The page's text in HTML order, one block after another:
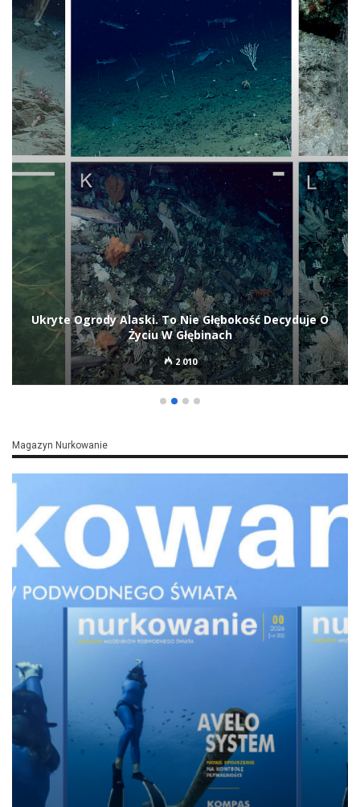
Niemiecki LS 6 Odnaleziony Po Ponad 80 Latach
236
Magazyn Nurkowanie